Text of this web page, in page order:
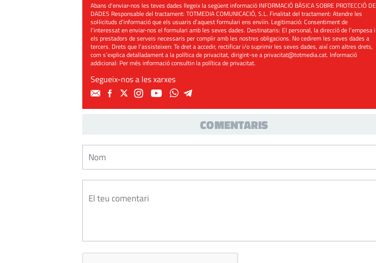
Abans d’enviar-nos les teves dades llegeix la següent informació INFORMACIÓ BÀSICA SOBRE PROTECCIÓ DE
DADES Responsable del tractament: TOTMEDIA COMUNICACIÓ, S.L. Finalitat del tractament: Atendre les
sol·licituds d’informació que els usuaris d’aquest formulari ens enviïn. Legitimació: Consentiment de
l’interessat en enviar-nos el formulari amb les seves dades. Destinataris: El personal, la direcció de l’empesa i
els prestadors de serveis necessaris per complir amb les nostres obligacions. No cedirem les seves dades a
tercers. Drets que l’assisteixen: Te dret a accedir, rectificar i/o suprimir les seves dades, així com altres drets,
com s’explica detalladament a la política de privacitat, dirigint-se aprivacitat@totmedia.cat. Informació
addicional: Per més informació consultin lapolítica de privacitat.
Segueix-nos a les xarxes
COMENTARIS